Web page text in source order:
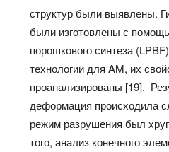
структур были выявлены.
были изготовлены с
порошкового синтеза
технологии для AM, их
проанализированы [19].
деформация происходила
режим разрушения был
того, анализ конечного